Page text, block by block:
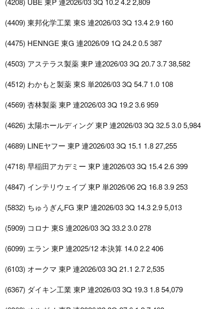
(4409) 東邦化学工業 東S 連2026/03 3Q 13.4 2.9 160
(4475) HENNGE 東G 連2026/09 1Q 24.2 0.5 387
(4503) アステラス製薬 東P 連2026/03 3Q 20.7 3.7 38,582
(4512) わかもと製薬 東S 単2026/03 3Q 54.7 1.0 108
(4569) 杏林製薬 東P 連2026/03 3Q 19.2 3.6 959
(4626) 太陽ホールディング 東P 連2026/03 3Q 32.5 3.0 5,984
(4689) LINEヤフー 東P 連2026/03 3Q 15.1 1.8 27,255
(4718) 早稲田アカデミー 東P 連2026/03 3Q 15.4 2.6 399
(4847) インテリウェイブ 東P 単2026/06 2Q 16.8 3.9 253
(5832) ちゅうぎんFG 東P 連2026/03 3Q 14.3 2.9 5,013
(5909) コロナ 東S 連2026/03 3Q 33.2 3.0 278
(6099) エラン 東P 連2025/12 本決算 14.0 2.2 406
(6103) オークマ 東P 連2026/03 3Q 21.1 2.7 2,535
(6367) ダイキン工業 東P 連2026/03 3Q 19.3 1.8 54,079